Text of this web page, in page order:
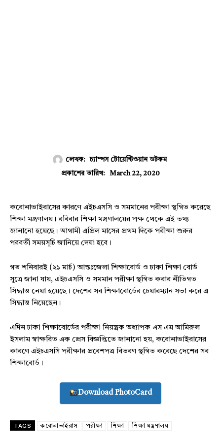
লেখক:
চ্যাম্পস টোয়েন্টিওয়ান ডটকম
প্রকাশের তারিখ:
March 22, 2020
করোনাভাইরাসের কারণে এইচএসসি ও সমমানের পরীক্ষা স্থগিত করেছে
শিক্ষা মন্ত্রণালয়। রবিবার শিক্ষা মন্ত্রণালয়ের পক্ষ থেকে এই তথ্য
জানানো হয়েছে। আগামী এপ্রিল মাসের প্রথম দিকে পরীক্ষা শুরুর
পরবর্তী সময়সূচি জানিয়ে দেয়া হবে।
গত শনিবারই (২১ মার্চ) আন্তঃজেলা শিক্ষাবোর্ড ও ঢাকা শিক্ষা বোর্ড
সূত্রে জানা যায়, এইচএসসি ও সমমান পরীক্ষা স্থগিত করার নীতিগত
সিদ্ধান্ত নেয়া হয়েছে। দেশের সব শিক্ষাবোর্ডের চেয়ারম্যান সভা করে এ
সিদ্ধান্ত নিয়েছেন।
এদিন ঢাকা শিক্ষাবোর্ডের পরীক্ষা নিয়ন্ত্রক অধ্যাপক এস এম আমিরুল
ইসলাম স্বাক্ষরিত এক প্রেস বিজ্ঞপ্তিতে জানানো হয়, করোনাভাইরাসের
কারণে এইচএসসি পরীক্ষার প্রবেশপত্র বিতরণ স্থগিত করেছে দেশের সব
শিক্ষাবোর্ড।
Download PhotoCard
TAGS করোনাভাইরাস পরীক্ষা শিক্ষা শিক্ষা মন্ত্রণালয়